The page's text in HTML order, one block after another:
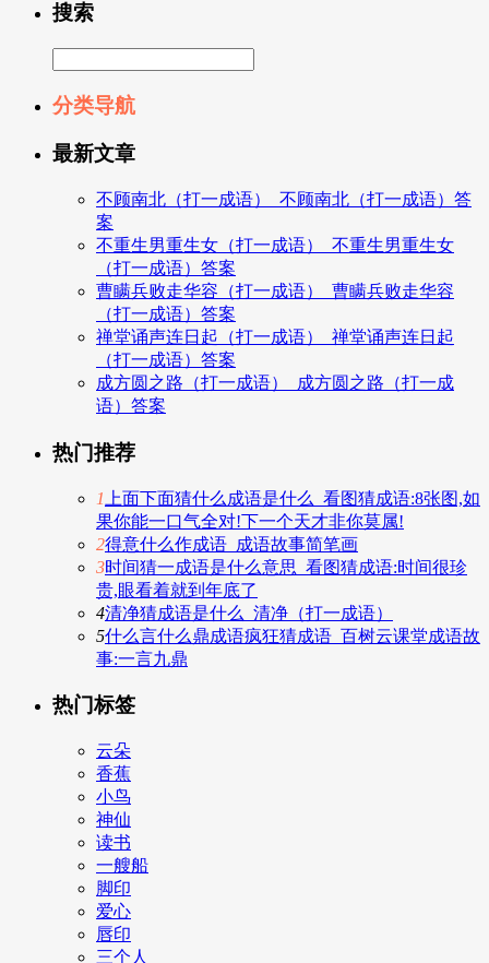
搜索
分类导航
最新文章
不顾南北（打一成语）_不顾南北（打一成语）答
案
不重生男重生女（打一成语）_不重生男重生女
（打一成语）答案
曹瞒兵败走华容（打一成语）_曹瞒兵败走华容
（打一成语）答案
禅堂诵声连日起（打一成语）_禅堂诵声连日起
（打一成语）答案
成方圆之路（打一成语）_成方圆之路（打一成
语）答案
热门推荐
1 上面下面猜什么成语是什么_看图猜成语:8张图,如
果你能一口气全对!下一个天才非你莫属!
2得意什么作成语_成语故事简笔画
3时间猜一成语是什么意思_看图猜成语:时间很珍
贵,眼看着就到年底了
4清净猜成语是什么_清净（打一成语）
5什么言什么鼎成语疯狂猜成语_百树云课堂成语故
事:一言九鼎
热门标签
云朵
香蕉
小鸟
神仙
读书
一艘船
脚印
爱心
唇印
三个人